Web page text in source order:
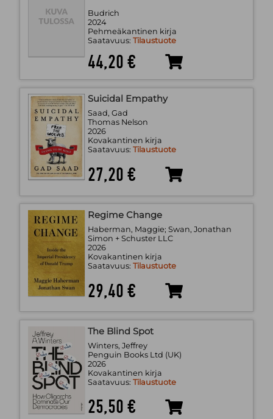
Budrich
2024
Pehmeäkantinen kirja
Saatavuus: Tilaustuote
44,20 €
Suicidal Empathy
Saad, Gad
Thomas Nelson
2026
Kovakantinen kirja
Saatavuus: Tilaustuote
27,20 €
Regime Change
Haberman, Maggie; Swan, Jonathan
Simon + Schuster LLC
2026
Kovakantinen kirja
Saatavuus: Tilaustuote
29,40 €
The Blind Spot
Winters, Jeffrey
Penguin Books Ltd (UK)
2026
Kovakantinen kirja
Saatavuus: Tilaustuote
25,50 €